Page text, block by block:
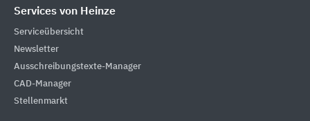
Services von Heinze
Serviceübersicht
Newsletter
Ausschreibungstexte-Manager
CAD-Manager
Stellenmarkt